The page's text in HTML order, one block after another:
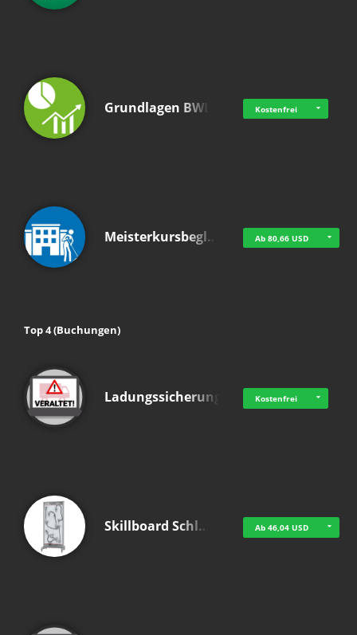
Grundlagen BWL Kostenfrei
Meisterkursbegl… Ab 80,66 USD
Top 4 (Buchungen)
Ladungssicherung Kostenfrei
Skillboard Schl… Ab 46,04 USD